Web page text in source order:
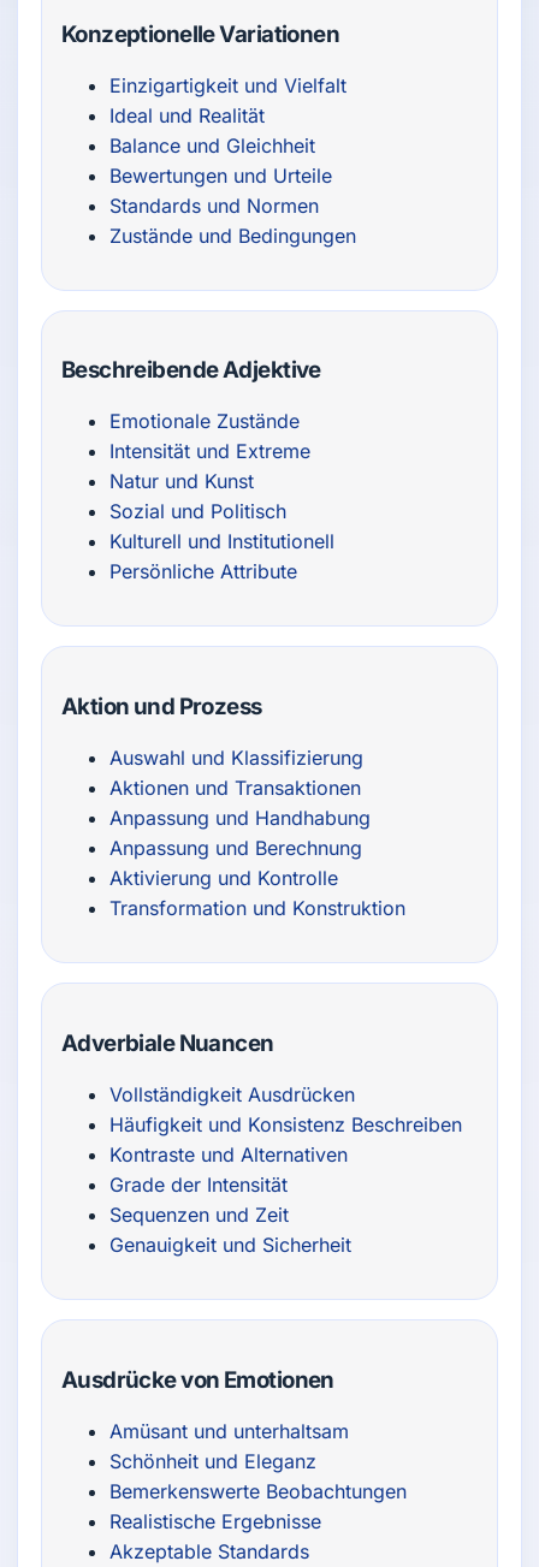
Konzeptionelle Variationen
Einzigartigkeit und Vielfalt
Ideal und Realität
Balance und Gleichheit
Bewertungen und Urteile
Standards und Normen
Zustände und Bedingungen
Beschreibende Adjektive
Emotionale Zustände
Intensität und Extreme
Natur und Kunst
Sozial und Politisch
Kulturell und Institutionell
Persönliche Attribute
Aktion und Prozess
Auswahl und Klassifizierung
Aktionen und Transaktionen
Anpassung und Handhabung
Anpassung und Berechnung
Aktivierung und Kontrolle
Transformation und Konstruktion
Adverbiale Nuancen
Vollständigkeit Ausdrücken
Häufigkeit und Konsistenz Beschreiben
Kontraste und Alternativen
Grade der Intensität
Sequenzen und Zeit
Genauigkeit und Sicherheit
Ausdrücke von Emotionen
Amüsant und unterhaltsam
Schönheit und Eleganz
Bemerkenswerte Beobachtungen
Realistische Ergebnisse
Akzeptable Standards